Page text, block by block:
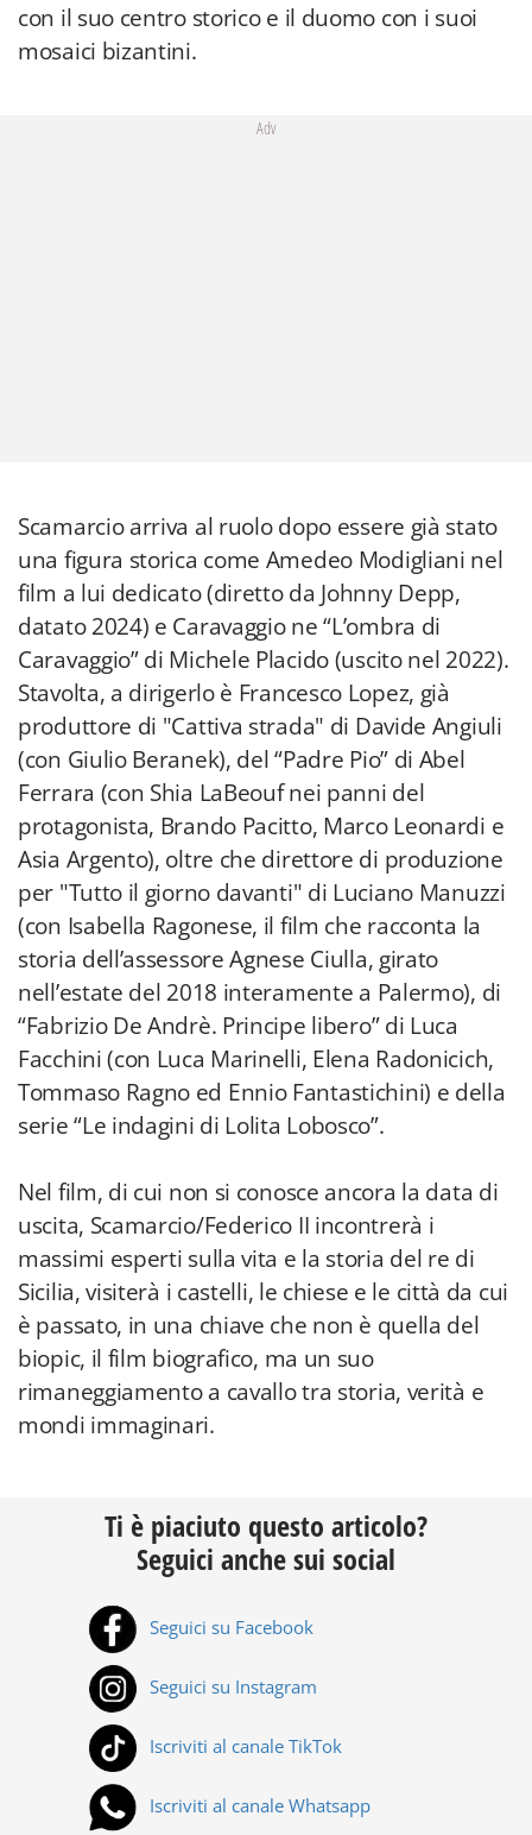
con il suo centro storico e il duomo con i suoi
mosaici bizantini.
Adv
Scamarcio arriva al ruolo dopo essere già stato
una figura storica come Amedeo Modigliani nel
film a lui dedicato (diretto da Johnny Depp,
datato 2024) e Caravaggio ne “L’ombra di
Caravaggio” di Michele Placido (uscito nel 2022).
Stavolta, a dirigerlo è Francesco Lopez, già
produttore di "Cattiva strada" di Davide Angiuli
(con Giulio Beranek), del “Padre Pio” di Abel
Ferrara (con Shia LaBeouf nei panni del
protagonista, Brando Pacitto, Marco Leonardi e
Asia Argento), oltre che direttore di produzione
per "Tutto il giorno davanti" di Luciano Manuzzi
(con Isabella Ragonese, il film che racconta la
storia dell’assessore Agnese Ciulla, girato
nell’estate del 2018 interamente a Palermo), di
“Fabrizio De Andrè. Principe libero” di Luca
Facchini (con Luca Marinelli, Elena Radonicich,
Tommaso Ragno ed Ennio Fantastichini) e della
serie “Le indagini di Lolita Lobosco”.
Nel film, di cui non si conosce ancora la data di
uscita, Scamarcio/Federico II incontrerà i
massimi esperti sulla vita e la storia del re di
Sicilia, visiterà i castelli, le chiese e le città da cui
è passato, in una chiave che non è quella del
biopic, il film biografico, ma un suo
rimaneggiamento a cavallo tra storia, verità e
mondi immaginari.
Ti è piaciuto questo articolo?
Seguici anche sui social
Seguici su Facebook
Seguici su Instagram
Iscriviti al canale TikTok
Iscriviti al canale Whatsapp